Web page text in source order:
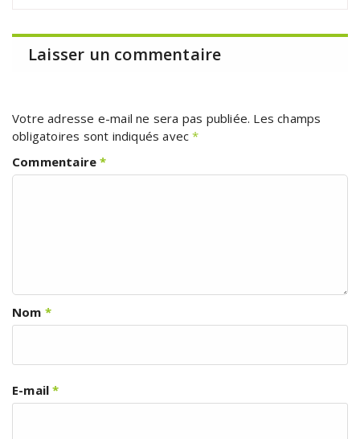
Laisser un commentaire
Votre adresse e-mail ne sera pas publiée. Les champs
obligatoires sont indiqués avec*
Commentaire*
Nom *
E-mail*